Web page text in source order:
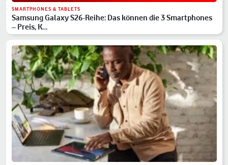
SMARTPHONES & TABLETS
Samsung Galaxy S26-Reihe: Das können die 3 Smartphones
– Preis, K…